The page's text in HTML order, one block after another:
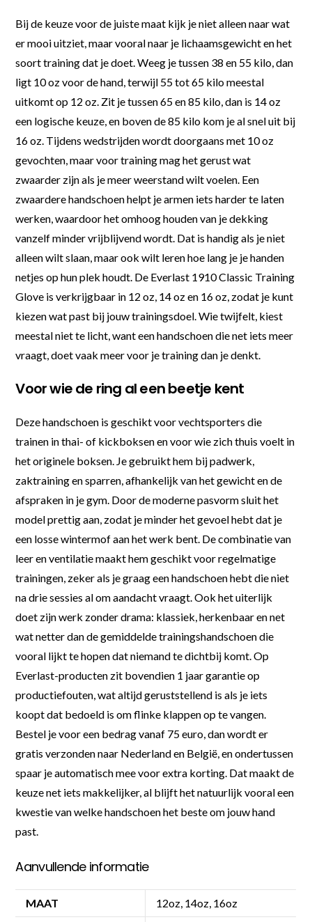
Bij de keuze voor de juiste maat kijk je niet alleen naar wat
er mooi uitziet, maar vooral naar je lichaamsgewicht en het
soort training dat je doet. Weeg je tussen 38 en 55 kilo, dan
ligt 10 oz voor de hand, terwijl 55 tot 65 kilo meestal
uitkomt op 12 oz. Zit je tussen 65 en 85 kilo, dan is 14 oz
een logische keuze, en boven de 85 kilo kom je al snel uit bij
16 oz. Tijdens wedstrijden wordt doorgaans met 10 oz
gevochten, maar voor training mag het gerust wat
zwaarder zijn als je meer weerstand wilt voelen. Een
zwaardere handschoen helpt je armen iets harder te laten
werken, waardoor het omhoog houden van je dekking
vanzelf minder vrijblijvend wordt. Dat is handig als je niet
alleen wilt slaan, maar ook wilt leren hoe lang je je handen
netjes op hun plek houdt. De Everlast 1910 Classic Training
Glove is verkrijgbaar in 12 oz, 14 oz en 16 oz, zodat je kunt
kiezen wat past bij jouw trainingsdoel. Wie twijfelt, kiest
meestal niet te licht, want een handschoen die net iets meer
vraagt, doet vaak meer voor je training dan je denkt.
Voor wie de ring al een beetje kent
Deze handschoen is geschikt voor vechtsporters die
trainen in thai- of kickboksen en voor wie zich thuis voelt in
het originele boksen. Je gebruikt hem bij padwerk,
zaktraining en sparren, afhankelijk van het gewicht en de
afspraken in je gym. Door de moderne pasvorm sluit het
model prettig aan, zodat je minder het gevoel hebt dat je
een losse wintermof aan het werk bent. De combinatie van
leer en ventilatie maakt hem geschikt voor regelmatige
trainingen, zeker als je graag een handschoen hebt die niet
na drie sessies al om aandacht vraagt. Ook het uiterlijk
doet zijn werk zonder drama: klassiek, herkenbaar en net
wat netter dan de gemiddelde trainingshandschoen die
vooral lijkt te hopen dat niemand te dichtbij komt. Op
Everlast-producten zit bovendien 1 jaar garantie op
productiefouten, wat altijd geruststellend is als je iets
koopt dat bedoeld is om flinke klappen op te vangen.
Bestel je voor een bedrag vanaf 75 euro, dan wordt er
gratis verzonden naar Nederland en België, en ondertussen
spaar je automatisch mee voor extra korting. Dat maakt de
keuze net iets makkelijker, al blijft het natuurlijk vooral een
kwestie van welke handschoen het beste om jouw hand
past.
Aanvullende informatie
MAAT 12oz, 14oz, 16oz